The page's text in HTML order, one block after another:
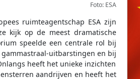
Foto: ESA
ruimteagentschap ESA zijn
kijk op de meest dramatische
speelde een centrale rol bij
gammastraal-uitbarstingen en bij
heeft het unieke inzichten
aandrijven en heeft het